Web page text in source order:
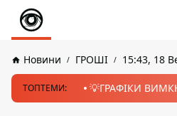
Новини ГРОШІ 15:43, 18
ТОПТЕМИ: 💡ГРАФІКИ